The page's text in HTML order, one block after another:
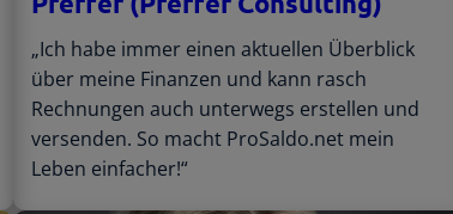
„Ich habe immer einen aktuellen Überblick
über meine Finanzen und kann rasch
Rechnungen auch unterwegs erstellen und
versenden. So macht ProSaldo.net mein
Leben einfacher!“